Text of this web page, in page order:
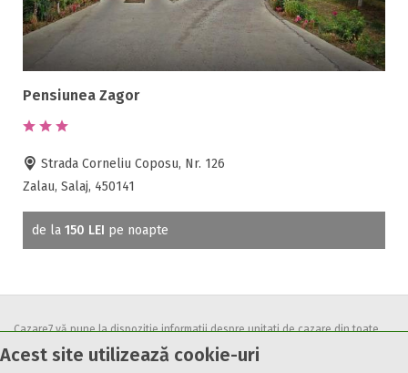
Acest site utilizează cookie-uri
Pensiunea Zagor
Strada Corneliu Coposu, Nr. 126
Zalau, Salaj, 450141
de la 150 LEI pe noapte
Cazare7 vă pune la dispozitie informatii despre unitati de cazare din toate
zonele turistice, oferte speciale, rezervari online.